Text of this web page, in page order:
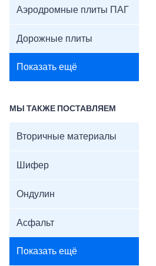
Аэродромные плиты ПАГ
Дорожные плиты
Показать ещё
МЫ ТАКЖЕ ПОСТАВЛЯЕМ
Вторичные материалы
Шифер
Ондулин
Асфальт
Показать ещё